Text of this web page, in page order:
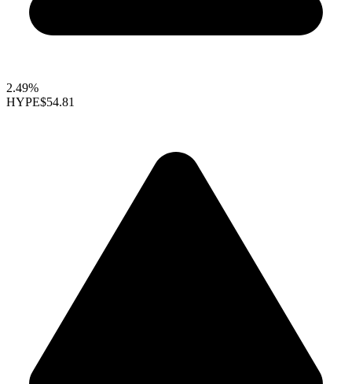
2.49%
HYPE$54.81